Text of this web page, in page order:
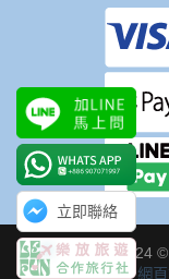
Copyright 2024 ©
網
立即聯絡